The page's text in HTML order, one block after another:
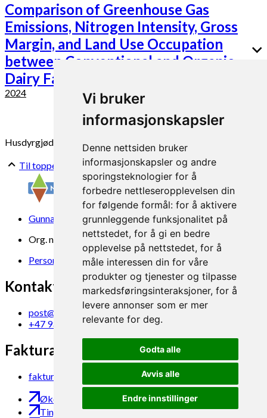
Vi bruker
informasjonskapsler
Denne nettsiden bruker
informasjonskapsler og andre
sporingsteknologier for å
forbedre nettleseropplevelsen din
for følgende formål: for å aktivere
grunnleggende funksjonalitet på
nettstedet, for å gi en bedre
opplevelse på nettstedet, for å
måle interessen din for våre
produkter og tjenester og tilpasse
markedsføringsinteraksjoner, for å
levere annonser som er mer
relevante for deg.
Godta alle
Avvis alle
Endre innstillinger
Comparison of Greenhouse Gas
Emissions, Nitrogen Intensity, Gross
Margin, and Land Use Occupation
between Conventional and Organic
Dairy Farms
2024
Husdyrgjødsel Klimagasser Melkeproduksjon
Til toppen
Gunnars veg 6, 6630 Tingvoll
Org. nr. 969 840 383
Personvern
Kontakt oss
post@norsok.no
+47 930 09 884
Fakturamottak
faktura@norsok.no
Økobloggen
Tingvoll Økopark